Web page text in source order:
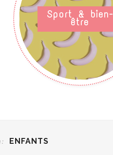
Sport & bien-
être
ENFANTS